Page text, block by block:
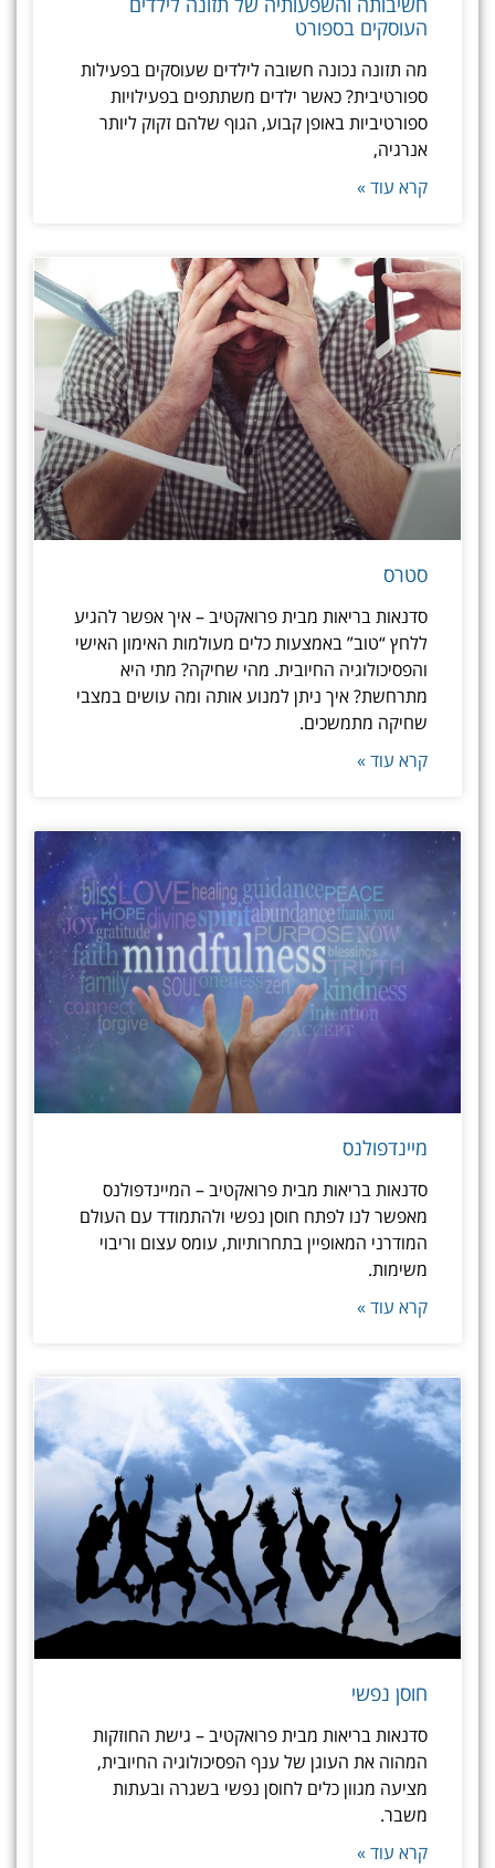
העוסקים בספורט
מה תזונה נכונה חשובה לילדים שעוסקים בפעילות
ספורטיבית? כאשר ילדים משתתפים בפעילויות
ספורטיביות באופן קבוע, הגוף שלהם זקוק ליותר
אנרגיה,
קרא עוד »
סטרס
סדנאות בריאות מבית פרואקטיב – איך אפשר להגיע
ללחץ “טוב” באמצעות כלים מעולמות האימון האישי
והפסיכולוגיה החיובית. מהי שחיקה? מתי היא
מתרחשת? איך ניתן למנוע אותה ומה עושים במצבי
שחיקה מתמשכים.
קרא עוד »
מיינדפולנס
סדנאות בריאות מבית פרואקטיב – המיינדפולנס
מאפשר לנו לפתח חוסן נפשי ולהתמודד עם העולם
המודרני המאופיין בתחרותיות, עומס עצום וריבוי
משימות.
קרא עוד »
חוסן נפשי
סדנאות בריאות מבית פרואקטיב – גישת החוזקות
המהוה את העוגן של ענף הפסיכולוגיה החיובית,
מציעה מגוון כלים לחוסן נפשי בשגרה ובעתות
משבר.
קרא עוד »